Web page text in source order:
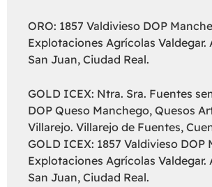
ORO: 1857 Valdivieso DOP
Explotaciones Agrícolas Valdegar.
San Juan, Ciudad Real.
GOLD ICEX: Ntra. Sra. Fuentes
DOP Queso Manchego, Quesos
Villarejo. Villarejo de Fuentes,
GOLD ICEX: 1857 Valdivieso DOP
Explotaciones Agrícolas Valdegar.
San Juan, Ciudad Real.